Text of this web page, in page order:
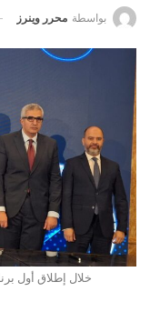
بواسطة محرر وينرز
خلال إطلاق أول